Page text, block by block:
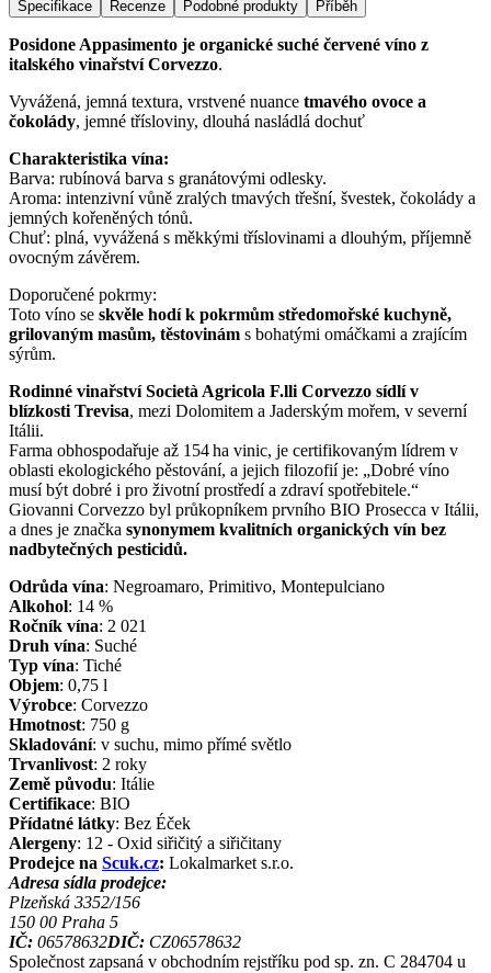
Specifikace
Recenze Podobné produkty Příběh
Posidone Appasimento je organické suché červené víno z
italského vinařství Corvezzo.
Vyvážená, jemná textura, vrstvené nuance tmavého ovoce a
čokolády, jemné třísloviny, dlouhá nasládlá dochuť
Charakteristika vína:
Barva: rubínová barva s granátovými odlesky.
Aroma: intenzivní vůně zralých tmavých třešní, švestek, čokolády a
jemných kořeněných tónů.
Chuť: plná, vyvážená s měkkými tříslovinami a dlouhým, příjemně
ovocným závěrem.
Doporučené pokrmy:
Toto víno se skvěle hodí k pokrmům středomořské kuchyně,
grilovaným masům, těstovinám s bohatými omáčkami a zrajícím
sýrům.
Rodinné vinařství Società Agricola F.lli Corvezzo sídlí v
blízkosti Trevisa, mezi Dolomitem a Jaderským mořem, v severní
Itálii.
Farma obhospodařuje až 154 ha vinic, je certifikovaným lídrem v
oblasti ekologického pěstování, a jejich filozofií je: „Dobré víno
musí být dobré i pro životní prostředí a zdraví spotřebitele.“
Giovanni Corvezzo byl průkopníkem prvního BIO Prosecca v Itálii,
a dnes je značka synonymem kvalitních organických vín bez
nadbytečných pesticidů.
Odrůda vína: Negroamaro, Primitivo, Montepulciano
Alkohol: 14 %
Ročník vína: 2 021
Druh vína: Suché
Typ vína: Tiché
Objem: 0,75 l
Výrobce: Corvezzo
Hmotnost: 750 g
Skladování: v suchu, mimo přímé světlo
Trvanlivost: 2 roky
Země původu: Itálie
Certifikace: BIO
Přídatné látky: Bez Éček
Alergeny: 12 - Oxid siřičitý a siřičitany
Prodejce na Scuk.cz: Lokalmarket s.r.o.
Adresa sídla prodejce:
Plzeňská 3352/156
150 00 Praha 5
IČ: 06578632DIČ: CZ06578632
Společnost zapsaná v obchodním rejstříku pod sp. zn. C 284704 u